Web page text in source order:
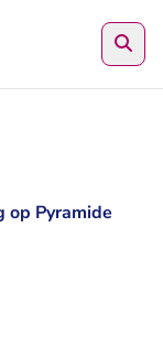
op Pyramide